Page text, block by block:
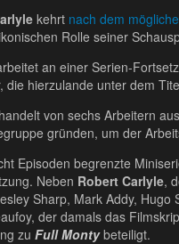
kehrt nach dem
Rolle seiner
an einer Serien-
die hierzulande unter dem
von sechs Arbeitern
gründen, um der
Episoden begrenzte
Neben Robert Carlyle,
Sharp, Mark Addy,
der damals das
zu Full Montybeteiligt.